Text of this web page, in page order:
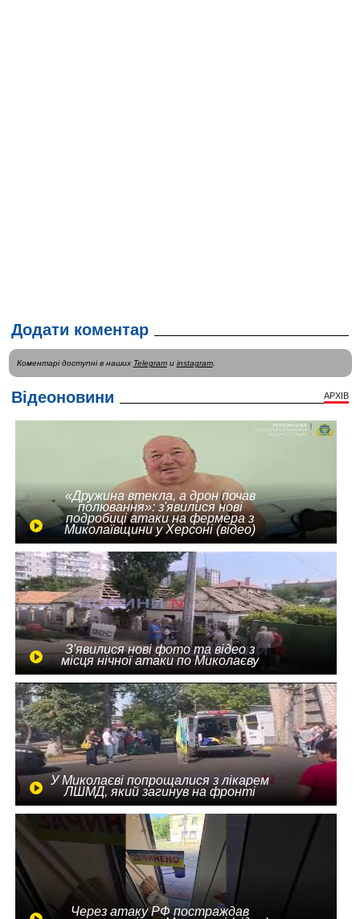
Додати коментар
Коментарі доступні в наших Telegramи instagram.
Відеоновини АРХІВ
«Дружина втекла, а дрон почав
полювання»: з'явилися нові
подробиці атаки на фермера з
Миколаївщини у Херсоні (відео)
З'явилися нові фото та відео з
місця нічної атаки по Миколаєву
У Миколаєві попрощалися з лікарем
ЛШМД, який загинув на фронті
Через атаку РФ постраждав